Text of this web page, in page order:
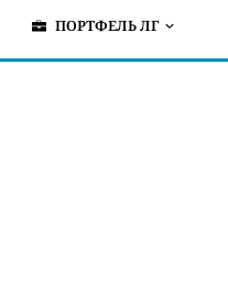
ПОРТФЕЛЬ ЛГ